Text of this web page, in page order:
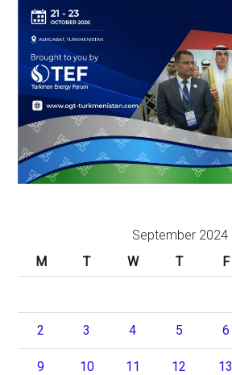
September 2024
M
T W T F
2 3 4 5 6
9 10 11 12 13